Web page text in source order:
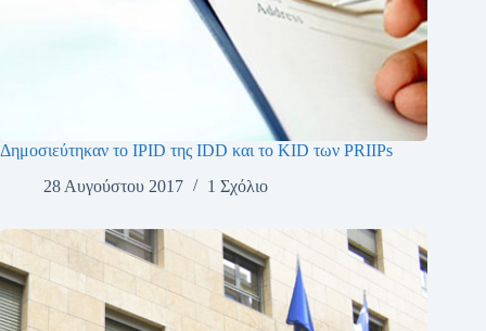
Δημοσιεύτηκαν το IPID της IDD και το KID των PRIIPs
28 Αυγούστου 2017
1 Σχόλιο